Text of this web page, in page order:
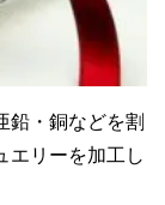
鉛・銅などを割
エリーを加工し